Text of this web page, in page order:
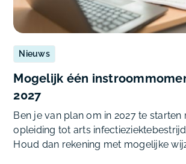
Nieuws
Mogelijk één
2027
Ben je van plan om in 2027 te starten
opleiding tot arts
Houd dan rekening met mogelijke